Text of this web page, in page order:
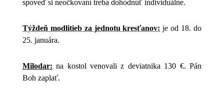
spoveď si neočkovaní treba dohodnúť individuálne.
Týždeň modlitieb za jednotu kresťanov: je od 18. do
25. januára.
Milodar: na kostol venovali z deviatnika 130 €. Pán
Boh zaplať.